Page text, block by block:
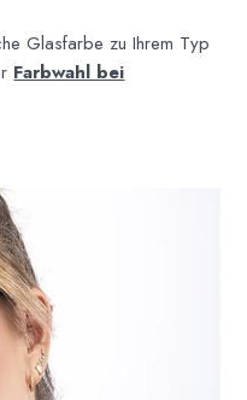
Glasfarbe zu Ihrem Typ
Farbwahl bei